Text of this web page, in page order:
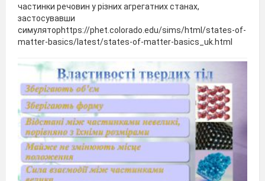
частинки речовин у різних агрегатних станах,
застосувавши
симуляторhttps://phet.colorado.edu/sims/html/states-of-
matter-basics/latest/states-of-matter-basics_uk.html